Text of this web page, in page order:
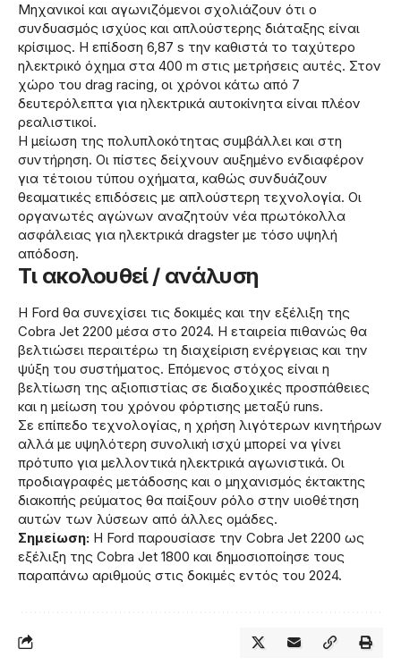
Μηχανικοί και αγωνιζόμενοι σχολιάζουν ότι ο
συνδυασμός ισχύος και απλούστερης διάταξης είναι
κρίσιμος. Η επίδοση 6,87 s την καθιστά το ταχύτερο
ηλεκτρικό όχημα στα 400 m στις μετρήσεις αυτές. Στον
χώρο του drag racing, οι χρόνοι κάτω από 7
δευτερόλεπτα για ηλεκτρικά αυτοκίνητα είναι πλέον
ρεαλιστικοί.
Η μείωση της πολυπλοκότητας συμβάλλει και στη
συντήρηση. Οι πίστες δείχνουν αυξημένο ενδιαφέρον
για τέτοιου τύπου οχήματα, καθώς συνδυάζουν
θεαματικές επιδόσεις με απλούστερη τεχνολογία. Οι
οργανωτές αγώνων αναζητούν νέα πρωτόκολλα
ασφάλειας για ηλεκτρικά dragster με τόσο υψηλή
απόδοση.
Τι ακολουθεί / ανάλυση
Η Ford θα συνεχίσει τις δοκιμές και την εξέλιξη της
Cobra Jet 2200 μέσα στο 2024. Η εταιρεία πιθανώς θα
βελτιώσει περαιτέρω τη διαχείριση ενέργειας και την
ψύξη του συστήματος. Επόμενος στόχος είναι η
βελτίωση της αξιοπιστίας σε διαδοχικές προσπάθειες
και η μείωση του χρόνου φόρτισης μεταξύ runs.
Σε επίπεδο τεχνολογίας, η χρήση λιγότερων κινητήρων
αλλά με υψηλότερη συνολική ισχύ μπορεί να γίνει
πρότυπο για μελλοντικά ηλεκτρικά αγωνιστικά. Οι
προδιαγραφές μετάδοσης και ο μηχανισμός έκτακτης
διακοπής ρεύματος θα παίξουν ρόλο στην υιοθέτηση
αυτών των λύσεων από άλλες ομάδες.
Σημείωση: Η Ford παρουσίασε την Cobra Jet 2200 ως
εξέλιξη της Cobra Jet 1800 και δημοσιοποίησε τους
παραπάνω αριθμούς στις δοκιμές εντός του 2024.